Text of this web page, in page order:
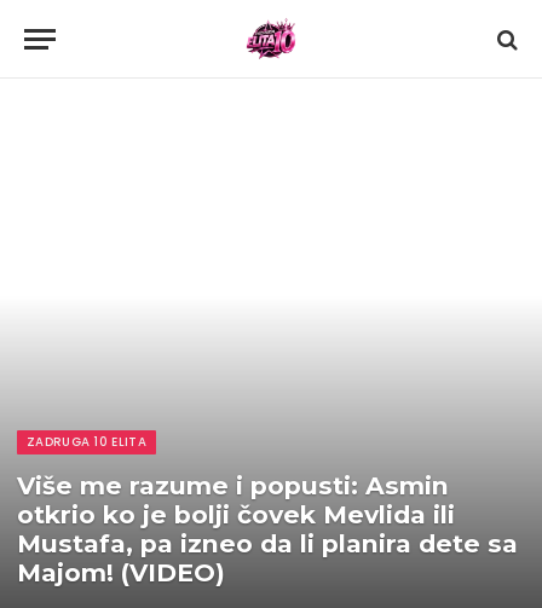
ZADRUGA 10 ELITA
Više me razume i popusti: Asmin
otkrio ko je bolji čovek Mevlida ili
Mustafa, pa izneo da li planira dete sa
Majom! (VIDEO)